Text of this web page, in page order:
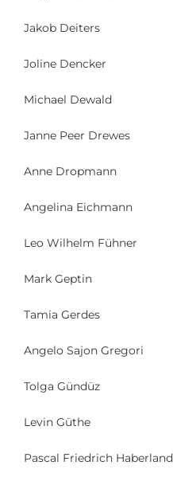
Jakob Deiters
Joline Dencker
Michael Dewald
Janne Peer Drewes
Anne Dropmann
Angelina Eichmann
Leo Wilhelm Fühner
Mark Geptin
Tamia Gerdes
Angelo Sajon Gregori
Tolga Gündüz
Levin Güthe
Pascal Friedrich Haberland